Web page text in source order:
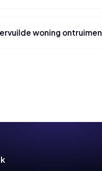
woning ontruimen